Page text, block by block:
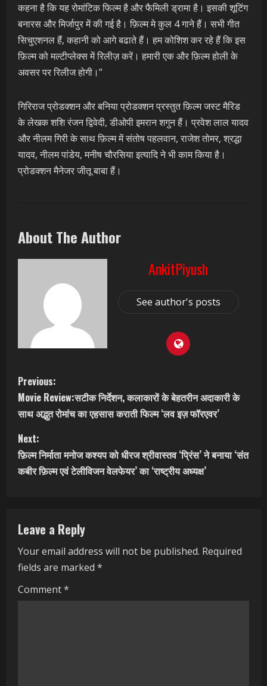
कहना है कि यह रोमांटिक फिल्म है और फैमिली ड्रामा है। इसकी शूटिंग
बनारस और मिर्जापुर में की गई है। फ़िल्म मे कुल 4 गाने हैं। सभी गीत
सिचुएशनल हैं, कहानी को आगे बढाते हैं। हम कोशिश कर रहे हैं कि इस
फ़िल्म को मल्टीप्लेक्स में रिलीज़ करें। हमारी एक और फ़िल्म होली के
अवसर पर रिलीज होगी।”
गिरिराज प्रोडक्शन और बनिया प्रोडक्शन प्रस्तुत फ़िल्म जस्ट मैरिड
के लेखक शशि रंजन द्विवेदी, डीओपी इमरान शगुन हैं। प्रवेश लाल यादव
और नीलम गिरी के साथ फ़िल्म में संतोष पहलवान, राजेश तोमर, श्रद्धा
यादव, नीलम पांडेय, मनीष चौरसिया इत्यादि ने भी काम किया है।
प्रोडक्शन मैनेजर जीतू बाबा हैं।
About The Author
AnkitPiyush
See author's posts
C
o
n
t
u
e
R
Previous:
Movie Review:सटीक निर्देशन, कलाकारों के बेहतरीन अदाकारी के
साथ अद्भुत रोमांच का एहसास कराती फिल्म ‘लव इज़ फॉरएवर’
Next:
फ़िल्म निर्माता मनोज कश्यप को धीरज श्रीवास्तव ‘प्रिंस’ ने बनाया ‘संत
कबीर फ़िल्म एवं टेलीविजन वेलफेयर’ का ‘राष्ट्रीय अध्यक्ष’
Leave a Reply
Your email address will not be published. Required
fields are marked *
Comment*